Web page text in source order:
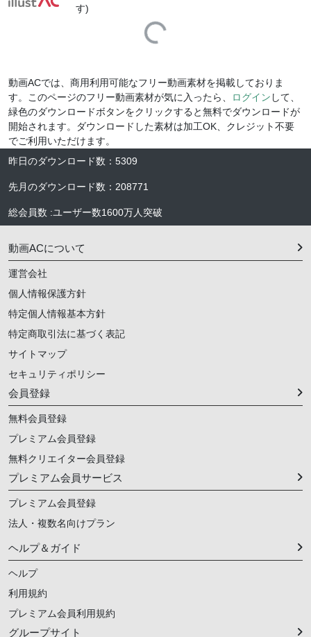
す)
Loading...
動画ACでは、商用利用可能なフリー動画素材を掲載しておりま
す。このページのフリー動画素材が気に入ったら、
ログイン して、
緑色のダウンロードボタンをクリックすると無料でダウンロードが
開始されます。ダウンロードした素材は加工OK、クレジット不要
でご利用いただけます。
昨日のダウンロード数 ： 5309
先月のダウンロード数 ： 208771
総会員数 :ユーザー数1600万人 突破
動画ACについて
運営会社
個人情報保護方針
特定個人情報基本方針
特定商取引法に基づく表記
サイトマップ
セキュリティポリシー
会員登録
無料会員登録
プレミアム会員登録
無料クリエイター会員登録
プレミアム会員サービス
プレミアム会員登録
法人・複数名向けプラン
ヘルプ＆ガイド
ヘルプ
利用規約
プレミアム会員利用規約
グループサイト